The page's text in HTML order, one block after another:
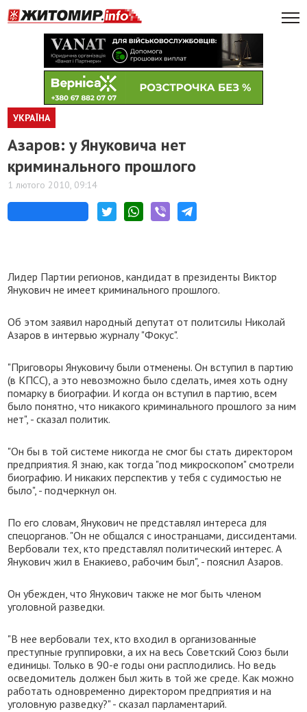
УКРАЇНА
Азаров: у Януковича нет
криминального прошлого
1 лютого 2010, 09:14
Лидер Партии регионов, кандидат в президенты Виктор
Янукович не имеет криминального прошлого.
Об этом заявил народный депутат от политсилы Николай
Азаров в интервью журналу "Фокус".
"Приговоры Януковичу были отменены. Он вступил в партию
(в КПСС), а это невозможно было сделать, имея хоть одну
помарку в биографии. И когда он вступил в партию, всем
было понятно, что никакого криминального прошлого за ним
нет", - сказал политик.
"Он бы в той системе никогда не смог бы стать директором
предприятия. Я знаю, как тогда "под микроскопом" смотрели
биографию. И никаких перспектив у тебя с судимостью не
было", - подчеркнул он.
По его словам, Янукович не представлял интереса для
спецорганов. "Он не общался с иностранцами, диссидентами.
Вербовали тех, кто представлял политический интерес. А
Янукович жил в Енакиево, рабочим был", - пояснил Азаров.
Он убежден, что Янукович также не мог быть членом
уголовной разведки.
"В нее вербовали тех, кто входил в организованные
преступные группировки, а их на весь Советский Союз были
единицы. Только в 90-е годы они расплодились. Но ведь
осведомитель должен был жить в той же среде. Как можно
работать одновременно директором предприятия и на
уголовную разведку?" - сказал парламентарий.